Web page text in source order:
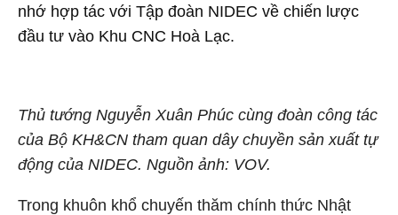
nhớ hợp tác với Tập đoàn NIDEC về chiến lược
đầu tư vào Khu CNC Hoà Lạc.
Thủ tướng Nguyễn Xuân Phúc cùng đoàn công tác
của Bộ KH&CN tham quan dây chuyền sản xuất tự
động của NIDEC. Nguồn ảnh: VOV.
Trong khuôn khổ chuyến thăm chính thức Nhật